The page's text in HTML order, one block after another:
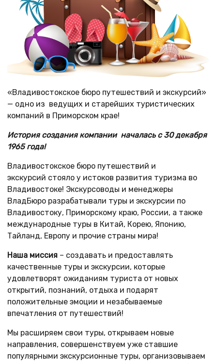
«Владивостокское бюро путешествий и экскурсий»
— одно из ведущих и старейших туристических
компаний в Приморском крае!
История создания компании началась с 30 декабря
1965 года!
Владивостокское бюро путешествий и
экскурсий стояло у истоков развития туризма во
Владивостоке! Экскурсоводы и менеджеры
ВладБюро разрабатывали туры и экскурсии по
Владивостоку, Приморскому краю, России, а также
международные туры в Китай, Корею, Японию,
Тайланд, Европу и прочие страны мира!
Наша миссия – создавать и предоставлять
качественные туры и экскурсии, которые
удовлетворят ожиданиям туриста от новых
открытий, познаний, отдыха и подарят
положительные эмоции и незабываемые
впечатления от путешествий!
Мы расширяем свои туры, открываем новые
направления, совершенствуем уже ставшие
популярными экскурсионные туры, организовываем